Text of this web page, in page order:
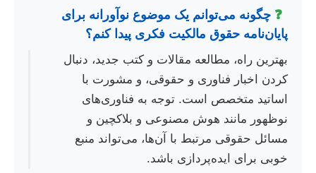
❓ چگونه می‌توانم یک موضوع نوآورانه برای
پایان‌نامه حقوق مالکیت فکری پیدا کنم؟
بهترین راه، مطالعه مقالات و کتب جدید، دنبال
کردن اخبار فناوری و حقوقی، و مشورت با
اساتید متخصص است. توجه به فناوری‌های
نوظهور مانند هوش مصنوعی و بلاکچین و
مسائل حقوقی مرتبط با آن‌ها، می‌تواند منبع
خوبی برای ایده‌پردازی باشد.